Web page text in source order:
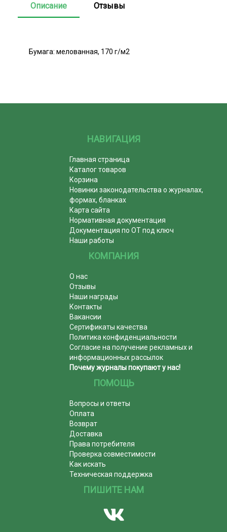
Описание Отзывы
Бумага: мелованная, 170 г/м2
НАВИГАЦИЯ
Главная страница
Каталог товаров
Корзина
Новинки законодательства о журналах,
формах, бланках
Карта сайта
Нормативная документация
Документация по ОТ под ключ
Наши работы
КОМПАНИЯ
О нас
Отзывы
Наши награды
Контакты
Вакансии
Сертификаты качества
Политика конфиденциальности
Согласие на получение рекламных и
информационных рассылок
Почему журналы покупают у нас!
ПОМОЩЬ
Вопросы и ответы
Оплата
Возврат
Доставка
Права потребителя
Проверка совместимости
Как искать
Техническая поддержка
ПИШИТЕ НАМ